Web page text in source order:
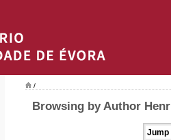
/
Browsing by Author
Jump